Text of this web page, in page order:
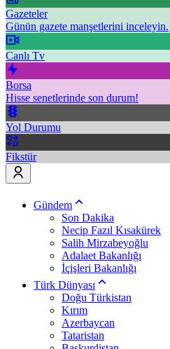
Gazeteler
Günün gazete manşetlerini inceleyin.
Canlı Tv
Borsa
Hisse senetlerinde son durum!
Yol Durumu
Fikstür
Gündem
Son Dakika
Necip Fazıl Kısakürek
Salih Mirzabeyoğlu
Adalaet Bakanlığı
İçişleri Bakanlığı
Türk Dünyası
Doğu Türkistan
Kırım
Azerbaycan
Tataristan